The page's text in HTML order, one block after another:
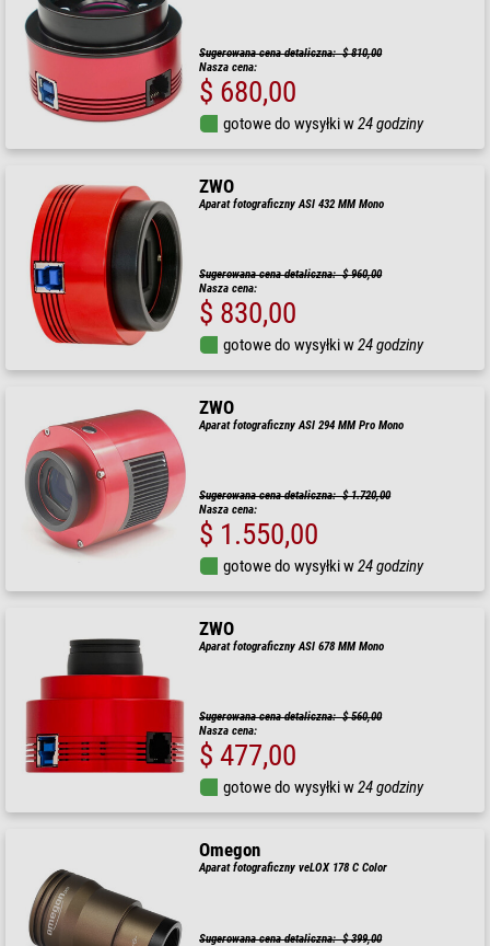
Sugerowana cena detaliczna: $ 810,00
Nasza cena:
$ 680,00
gotowe do wysyłki w24 godziny
ZWO
Aparat fotograficzny ASI 432 MM Mono
Sugerowana cena detaliczna: $ 960,00
Nasza cena:
$ 830,00
gotowe do wysyłki w24 godziny
ZWO
Aparat fotograficzny ASI 294 MM Pro Mono
Sugerowana cena detaliczna: $ 1.720,00
Nasza cena:
$ 1.550,00
gotowe do wysyłki w24 godziny
ZWO
Aparat fotograficzny ASI 678 MM Mono
Sugerowana cena detaliczna: $ 560,00
Nasza cena:
$ 477,00
gotowe do wysyłki w24 godziny
Omegon
Aparat fotograficzny veLOX 178 C Color
Sugerowana cena detaliczna: $ 399,00